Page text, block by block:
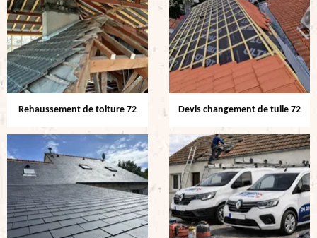
Rehaussement de toiture 72 Devis changement de tuile 72